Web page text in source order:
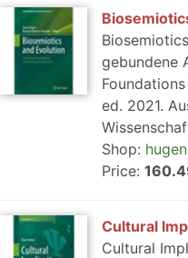
gebundene
ed. 2021.
Shop:
Price:
Cultural
Cultural